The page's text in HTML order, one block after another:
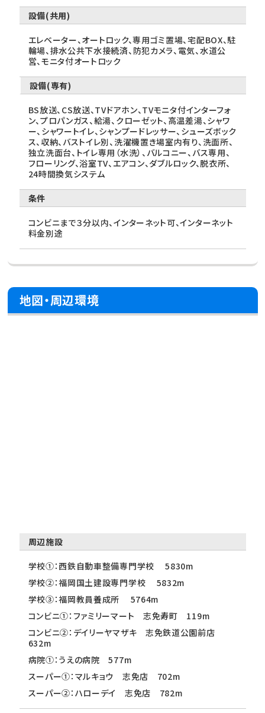
設備(共用)
エレベーター、オートロック、専用ゴミ置場、宅配BOX、駐
輪場、排水公共下水接続済、防犯カメラ、電気、水道公
営、モニタ付オートロック
設備(専有)
BS放送、CS放送、TVドアホン、TVモニタ付インターフォ
ン、プロパンガス、給湯、クローゼット、高温差湯、シャワ
ー、シャワートイレ、シャンプードレッサー、シューズボック
ス、収納、バストイレ別、洗濯機置き場室内有り、洗面所、
独立洗面台、トイレ専用（水洗）、バルコニー、バス専用、
フローリング、浴室TV、エアコン、ダブルロック、脱衣所、
24時間換気システム
条件
コンビニまで３分以内、インターネット可、インターネット
料金別途
地図・周辺環境
周辺施設
学校①：西鉄自動車整備専門学校 5830m
学校②：福岡国土建設専門学校 5832m
学校③：福岡教員養成所 5764m
コンビニ①：ファミリーマート 志免寿町 119m
コンビニ②：デイリーヤマザキ 志免鉄道公園前店
632m
病院①：うえの病院 577m
スーパー①：マルキョウ 志免店 702m
スーパー②：ハローデイ 志免店 782m